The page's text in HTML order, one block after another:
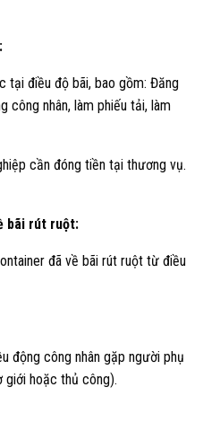
tại điều độ bãi, bao gồm: Đăng
công nhân, làm phiếu tải, làm
cần đóng tiền tại thương vụ.
bãi rút ruột:
đã về bãi rút ruột từ điều
động công nhân gặp người phụ
giới hoặc thủ công).